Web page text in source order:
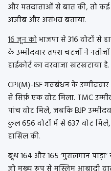
और मतदाताओं से बात की, तो कई
अजीब और असंभव बताया.
16 जून कोभाजपा से 316 वोटों से
के उम्मीदवार तपश चटर्जी ने
हाईकोर्ट का दरवाजा खटखटाया है.
CPI(M)-ISF गठबंधन के उम्मीदवार
से सिर्फ़ एक वोट मिला. TMC
पांच वोट मिले, जबकि BJP
कुल 656 वोटों में से 637 वोट
हासिल की.
बूथ 164 और 165 ‘मुसलमान